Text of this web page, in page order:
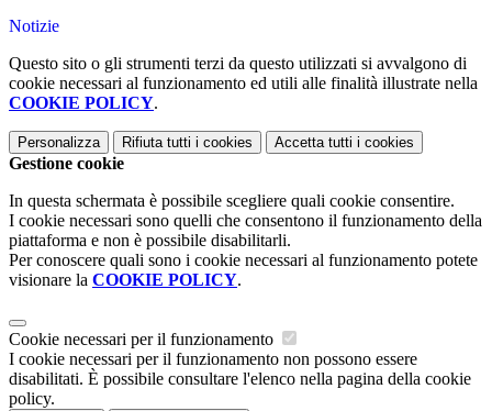
Notizie
Questo sito o gli strumenti terzi da questo utilizzati si avvalgono di
cookie necessari al funzionamento ed utili alle finalità illustrate nella
COOKIE POLICY.
Personalizza Rifiuta tutti i cookies Accetta tutti i cookies
Gestione cookie
In questa schermata è possibile scegliere quali cookie consentire.
I cookie necessari sono quelli che consentono il funzionamento della
piattaforma e non è possibile disabilitarli.
Per conoscere quali sono i cookie necessari al funzionamento potete
visionare la COOKIE POLICY.
Cookie necessari per il funzionamento
I cookie necessari per il funzionamento non possono essere
disabilitati. È possibile consultare l'elenco nella pagina della cookie
policy.